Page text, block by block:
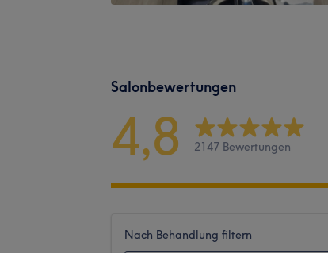
Salonbewertungen
4,8 2147 Bewertungen
Nach Behandlung filtern